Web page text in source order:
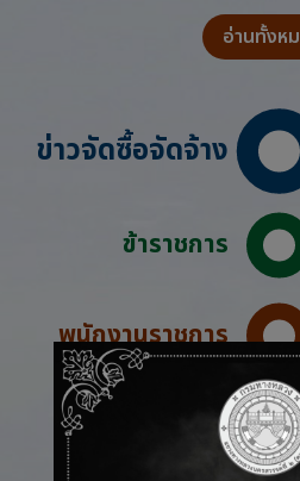
อ่านทั้งห
ข่าวจัดซื้อจัดจ้าง
ข้าราชการ
พนักงานราชการ
ลูกจ้างชั่วคราว